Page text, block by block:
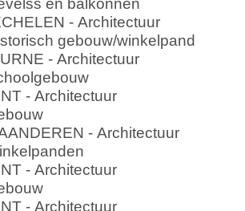
- Architectuur
gebouw/winkelpand
- Architectuur
- Architectuur
- Architectuur
- Architectuur
- Architectuur